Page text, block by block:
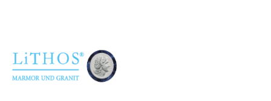
ÜBER LITHOS
HISTORIE